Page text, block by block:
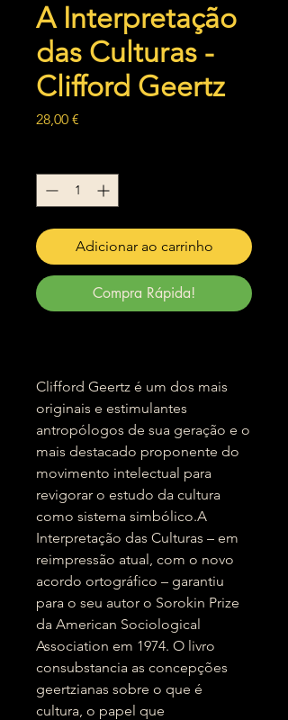
A Interpretação
das Culturas -
Clifford Geertz
28,00 €
Adicionar ao carrinho
Compra Rápida!
Clifford Geertz é um dos mais
originais e estimulantes
antropólogos de sua geração e o
mais destacado proponente do
movimento intelectual para
revigorar o estudo da cultura
como sistema simbólico.A
Interpretação das Culturas – em
reimpressão atual, com o novo
acordo ortográfico – garantiu
para o seu autor o Sorokin Prize
da American Sociological
Association em 1974. O livro
consubstancia as concepções
geertzianas sobre o que é
cultura, o papel que